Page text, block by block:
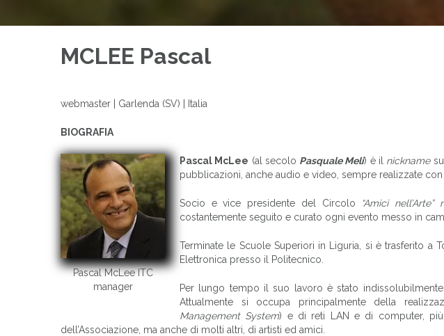
MCLEE Pascal
webmaster | Garlenda (SV) | Italia
BIOGRAFIA
Pascal McLee ITC
manager
Pascal McLee (al secolo Pasquale Meli) è il nicknamesu
pubblicazioni, anche audio e video, sempre realizzate con
Socio e vice presidente del Circolo “Amici nell’Arte”
costantemente seguito e curato ogni evento messo in
Terminate le Scuole Superiori in Liguria, si è trasferito a
Elettronica presso il Politecnico.
Per lungo tempo il suo lavoro è stato
Attualmente si occupa principalmente della
Management System) e di reti LAN e di computer,
dell’Associazione, ma anche di molti altri, di artisti ed amici.